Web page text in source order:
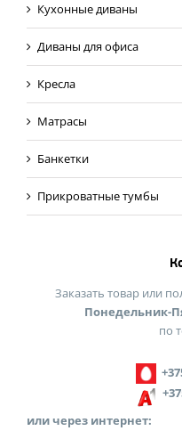
Кухонные диваны
Диваны для офиса
Кресла
Матрасы
Банкетки
Прикроватные тумбы
Заказать товар или
Понедельник-
по
или через интернет: